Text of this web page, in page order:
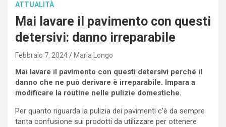
ATTUALITÀ
Mai lavare il pavimento con questi
detersivi: danno irreparabile
Febbraio 7, 2024 Maria Longo
Mai lavare il pavimento con questi detersivi perché il
danno che ne può derivare è irreparabile. Impara a
modificare la routine nelle pulizie domestiche.
Per quanto riguarda la pulizia dei pavimenti c’è da sempre
tanta confusione sui prodotti da utilizzare per ottenere